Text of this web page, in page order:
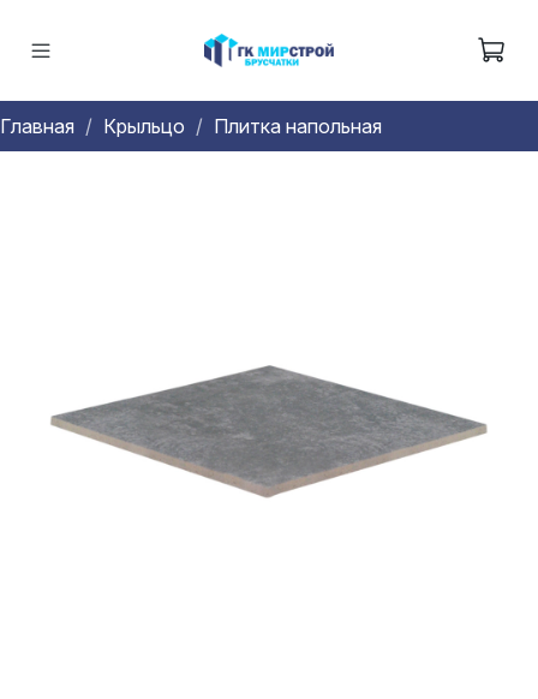
Главная Крыльцо Плитка напольная